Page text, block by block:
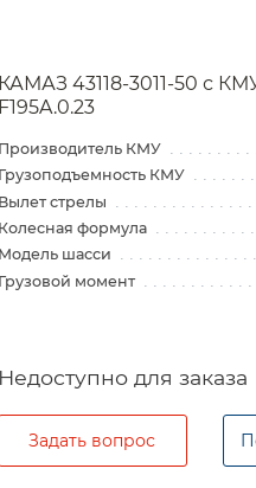
КАМАЗ 43118-3011-50 с
F195A.0.23
Производитель КМУ
Грузоподъемность КМУ
Вылет стрелы
Колесная формула
Модель шасси
Грузовой момент
Задать вопрос